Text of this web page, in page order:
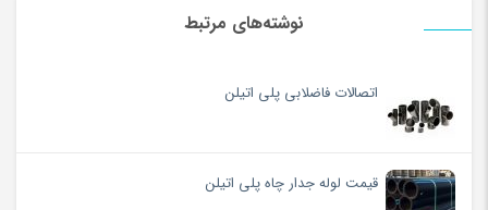
نوشته‌های مرتبط
اتصالات فاضلابی پلی اتیلن
قیمت لوله جدار چاه پلی اتیلن